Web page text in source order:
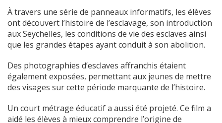
À travers une série de panneaux informatifs, les élèves
ont découvert l’histoire de l’esclavage, son introduction
aux Seychelles, les conditions de vie des esclaves ainsi
que les grandes étapes ayant conduit à son abolition.
Des photographies d’esclaves affranchis étaient
également exposées, permettant aux jeunes de mettre
des visages sur cette période marquante de l’histoire.
Un court métrage éducatif a aussi été projeté. Ce film a
aidé les élèves à mieux comprendre l’origine de